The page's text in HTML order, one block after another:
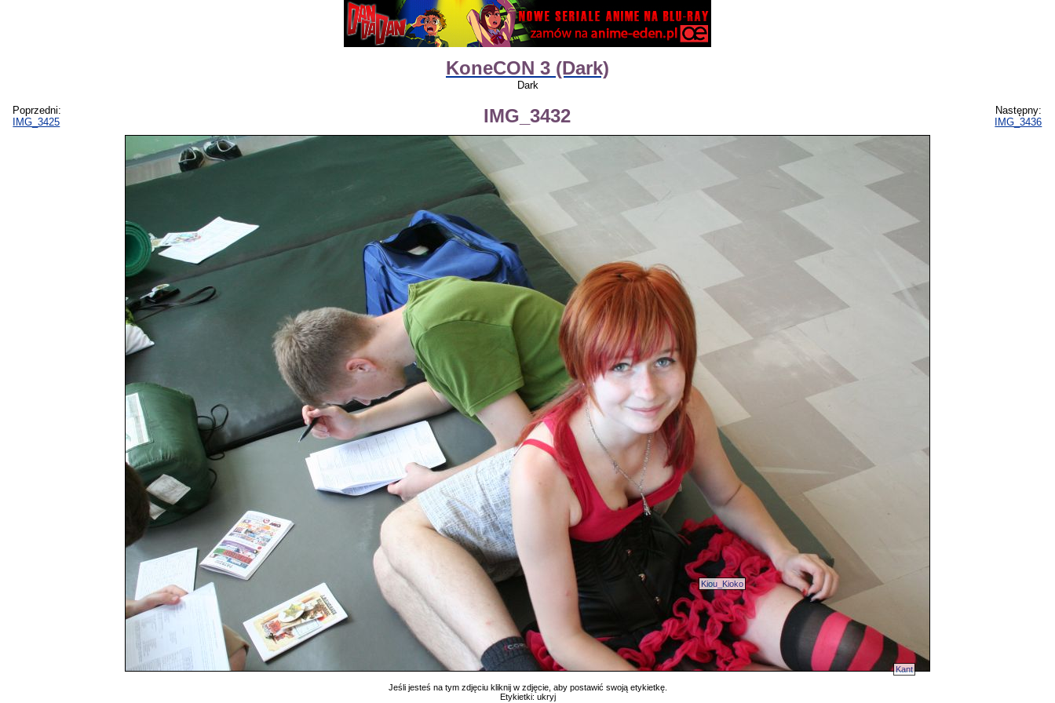
KoneCON 3 (Dark)
Dark
Poprzedni:
IMG_3425
IMG_3432
Następny:
IMG_3436
Kant
Kiou_Kioko
Jeśli jesteś na tym zdjęciu kliknij w zdjęcie, aby postawić swoją etykietkę.
Etykietki: ukryj